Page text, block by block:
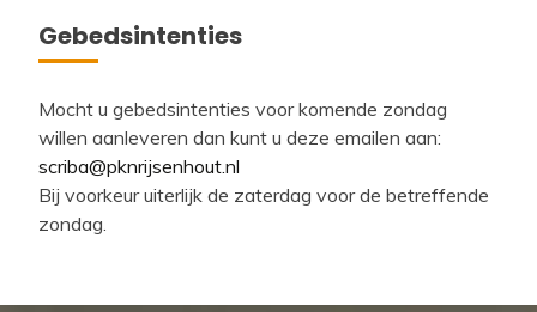
Gebedsintenties
Mocht u gebedsintenties voor komende zondag
willen aanleveren dan kunt u deze emailen aan:
scriba@pknrijsenhout.nl
Bij voorkeur uiterlijk de zaterdag voor de betreffende
zondag.